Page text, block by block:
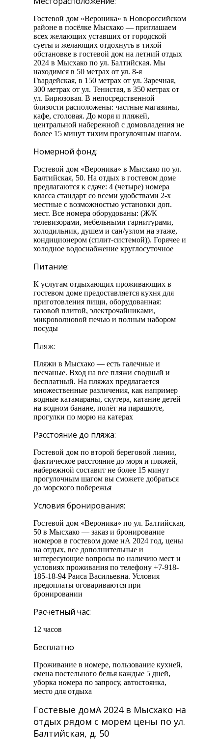
Гостевой дом «Вероника» в Новороссийском
районе в посёлке Мысхако — приглашаем
всех желающих уставших от городской
суеты и желающих отдохнуть в тихой
обстановке в гостевой дом на летний отдых
2024 в Мысхако по ул. Балтийская. Мы
находимся в 50 метрах от ул. 8-я
Гвардейская, в 150 метрах от ул. Заречная,
300 метрах от ул. Тенистая, в 350 метрах от
ул. Бирюзовая. В непосредственной
близости расположены: частные магазины,
кафе, столовая. До моря и пляжей,
центральной набережной с домовладения не
более 15 минут тихим прогулочным шагом.
Номерной фонд:
Гостевой дом «Вероника» в Мысхако по ул.
Балтийская, 50. На отдых в гостевом доме
предлагаются к сдаче: 4 (четыре) номера
класса стандарт со всеми удобствами 2-х
местные с возможностью установки доп.
мест. Все номера оборудованы: (Ж/К
телевизорами, мебельными гарнитурами,
холодильник, душем и сан/узлом на этаже,
кондиционером (сплит-системой)). Горячее и
холодное водоснабжение круглосуточное
Питание:
К услугам отдыхающих проживающих в
гостевом доме предоставляется кухня для
приготовления пищи, оборудованная:
газовой плитой, электрочайниками,
микроволновой печью и полным набором
посуды
Пляж:
Пляжи в Мысхако — есть галечные и
песчаные. Вход на все пляжи сводный и
бесплатный. На пляжах предлагается
множественные различения, как например
водные катамараны, скутера, катание детей
на водном банане, полёт на парашюте,
прогулки по морю на катерах
Расстояние до пляжа:
Гостевой дом по второй береговой линии,
фактическое расстояние до моря и пляжей,
набережной составит не более 15 минут
прогулочным шагом вы сможете добраться
до морского побережья
Условия бронирования:
Гостевой дом «Вероника» по ул. Балтийская,
50 в Мысхако — заказ и бронирование
номеров в гостевом доме нА 2024 год, цены
на отдых, все дополнительные и
интересующие вопросы по наличию мест и
условиях проживания по телефону +7-918-
185-18-94 Раиса Васильевна. Условия
предоплаты оговариваются при
бронировании
Расчетный час:
12 часов
Бесплатно
Проживание в номере, пользование кухней,
смена постельного белья каждые 5 дней,
уборка номера по запросу, автостоянка,
место для отдыха
Гостевые домА 2024 в Мысхако на
отдых рядом с морем цены по ул.
Балтийская, д. 50